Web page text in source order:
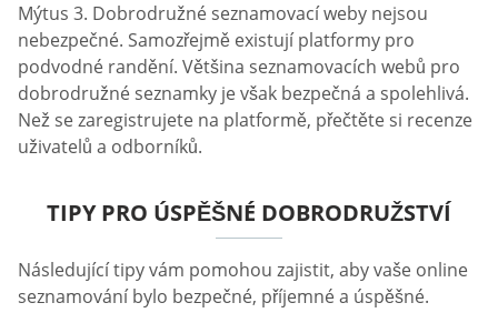
Mýtus 3. Dobrodružné seznamovací weby nejsou
nebezpečné. Samozřejmě existují platformy pro
podvodné randění. Většina seznamovacích webů pro
dobrodružné seznamky je však bezpečná a spolehlivá.
Než se zaregistrujete na platformě, přečtěte si recenze
uživatelů a odborníků.
TIPY PRO ÚSPĚŠNÉ DOBRODRUŽSTVÍ
Následující tipy vám pomohou zajistit, aby vaše online
seznamování bylo bezpečné, příjemné a úspěšné.